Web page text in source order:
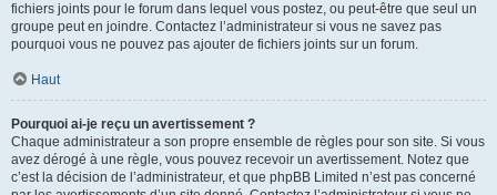
fichiers joints pour le forum dans lequel vous postez, ou peut-être que seul un
groupe peut en joindre. Contactez l’administrateur si vous ne savez pas
pourquoi vous ne pouvez pas ajouter de fichiers joints sur un forum.
Haut
Pourquoi ai-je reçu un avertissement ?
Chaque administrateur a son propre ensemble de règles pour son site. Si vous
avez dérogé à une règle, vous pouvez recevoir un avertissement. Notez que
c’est la décision de l’administrateur, et que phpBB Limited n’est pas concerné